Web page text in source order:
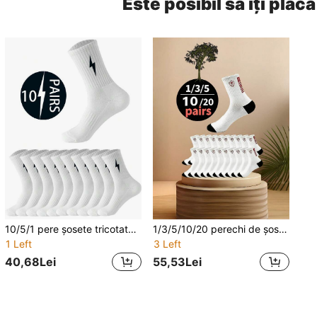
Este posibil să îți
10/5/1 pere șosete tricotate pentru bărbați mărimi mari, până la jumătatea gambei și la gleznă, rezistente la miros, absorbante de umezeală, elastice, unisex, fashion, casual, confortabile, respirabile, pentru sporturi în aer liber, alergare, fitness, ciclism, cu uscare rapidă, șosete de compresie pentru genunchi, business casual, pentru vacanțe, înalte, potrivite pentru toate anotimpele, pentru purtare zilnică, pentru fitness în aer liber, pentru adulți
1 Left
40,68Lei
1/3/5/10/20 perechi de șosete mărimi mari pentru bărbați, lungime medie, potrivite pentru bărbați și femei, pentru purtare zilnică, simple, confortabile, neutre, șosete pentru femei și bărbați, minimaliste, versatile, sport, casual, pentru alergare, cu elasticitate ridicată, deodorizante, absorbante de umezeală, șosete sport lungime medie, șosete pentru bărbați lungime medie, șosete pentru bărbați cu elasticitate ridicată, moi, elastice, confortabile, respirabile, șosete premium la modă lungime medie, șosete mărimi mari pentru bărbați lungime medie, minimaliste, versatile, sport, casual, pentru alergare, șosete sport lungime medie deodorizante și absorbante de umezeală
3 Left
55,53Lei